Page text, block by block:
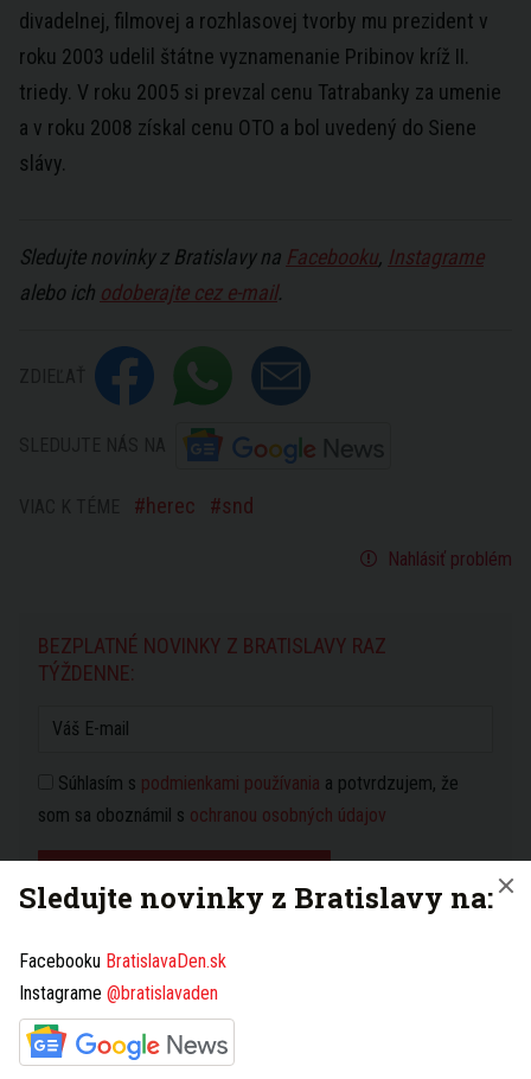
divadelnej, filmovej a rozhlasovej tvorby mu prezident v
roku 2003 udelil štátne vyznamenanie Pribinov kríž II.
triedy. V roku 2005 si prevzal cenu Tatrabanky za umenie
a v roku 2008 získal cenu OTO a bol uvedený do Siene
slávy.
Sledujte novinky z Bratislavy na Facebooku, Instagrame
alebo ich odoberajte cez e-mail.
herec snd
Nahlásiť problém
BEZPLATNÉ NOVINKY Z BRATISLAVY RAZ
TÝŽDENNE:
Súhlasím s podmienkami používania a potvrdzujem, že
som sa oboznámil s ochranou osobných údajov
HOROSKOP
Sledujte novinky z Bratislavy na:
Facebooku BratislavaDen.sk
Instagrame @bratislavaden